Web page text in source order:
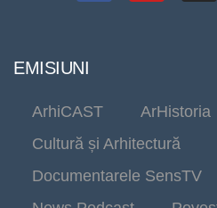
EMISIUNI
ArhiCAST
ArHistoria
Cultură și Arhitectură
Documentarele SensTV